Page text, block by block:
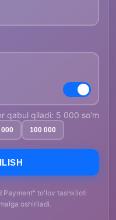
qabul qiladi: 5 000 so'm
100 000
Payment" to'lov tashkiloti
oshiriladi.